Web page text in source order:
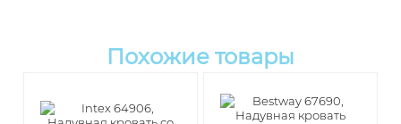
Похожие товары